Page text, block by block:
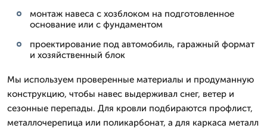
монтаж навеса с хозблоком на подготовленное
основание или с фундаментом
проектирование под автомобиль, гаражный формат
и хозяйственный блок
Мы используем проверенные материалы и продуманную
конструкцию, чтобы навес выдерживал снег, ветер и
сезонные перепады. Для кровли подбираются профлист,
металлочерепица или поликарбонат, а для каркаса металл